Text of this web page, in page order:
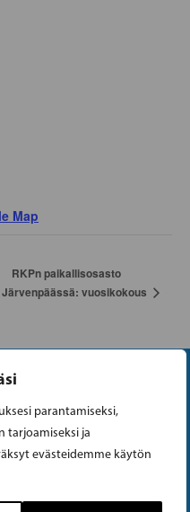
parantamiseksi,
tarjoamiseksi ja
evästeidemme käytön
Map
RKPn paikallisosasto
Järvenpäässä: vuosikokous